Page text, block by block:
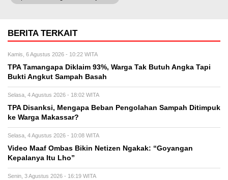
BERITA TERKAIT
Kamis, 6 Agustus 2026 - 10:22 WITA
TPA Tamangapa Diklaim 93%, Warga Tak Butuh Angka Tapi
Bukti Angkut Sampah Basah
Selasa, 4 Agustus 2026 - 18:02 WITA
TPA Disanksi, Mengapa Beban Pengolahan Sampah Ditimpuk
ke Warga Makassar?
Selasa, 4 Agustus 2026 - 10:08 WITA
Video Maaf Ombas Bikin Netizen Ngakak: “Goyangan
Kepalanya Itu Lho”
Senin, 3 Agustus 2026 - 16:19 WITA